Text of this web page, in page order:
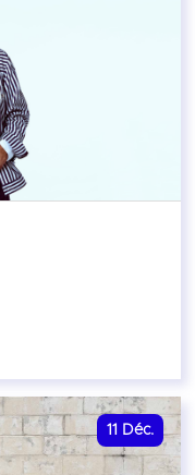
11 Déc.